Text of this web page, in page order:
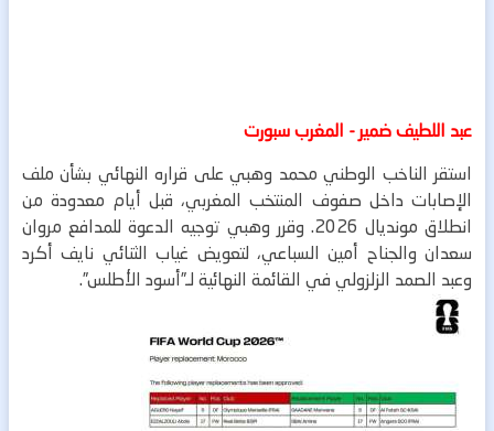
عبد اللطيف ضمير - المغرب سبورت
استقر الناخب الوطني محمد وهبي على قراره النهائي بشأن ملف
الإصابات داخل صفوف المنتخب المغربي، قبل أيام معدودة من
انطلاق مونديال 2026. وقرر وهبي توجيه الدعوة للمدافع مروان
سعدان والجناح أمين السباعي، لتعويض غياب الثنائي نايف أكرد
وعبد الصمد الزلزولي في القائمة النهائية لـ”أسود الأطلس”.